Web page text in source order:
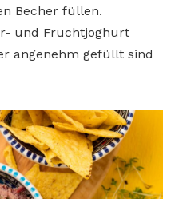
Becher füllen.
und Fruchtjoghurt
angenehm gefüllt sind